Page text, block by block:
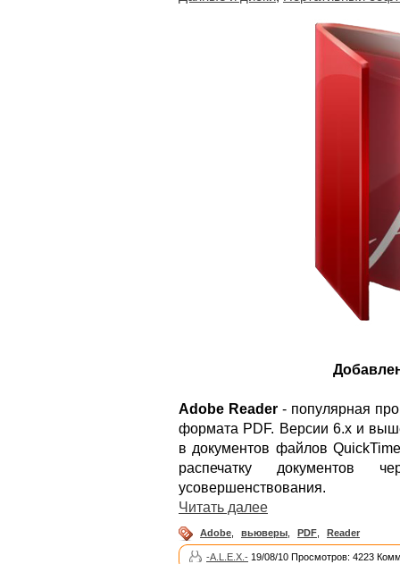
Adobe Reader - популярная
формата PDF. Версии 6.x и
в документов файлов
распечатку документов
усовершенствования.
Читать далее
Adobe вьюверы PDF Reader
-A.L.E.X.- 19/08/10 Просмотров: 4223